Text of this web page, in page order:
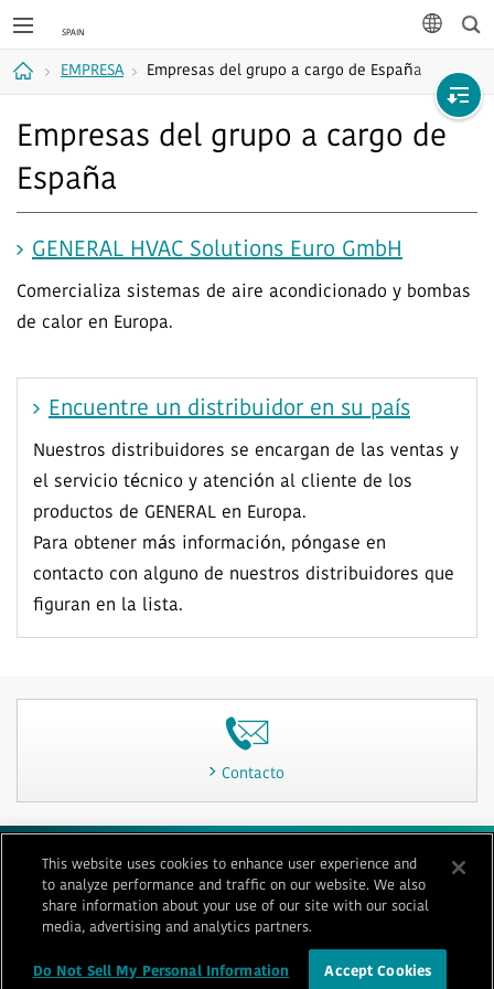
EMPRESA Empresas del grupo a cargo de España
Empresas del grupo a cargo de
España
GENERAL HVAC Solutions Euro GmbH​
Comercializa sistemas de aire acondicionado y bombas
de calor en Europa.
Encuentre un distribuidor en su país
Nuestros distribuidores se encargan de las ventas y
el servicio técnico y atención al cliente de los
productos de GENERAL en Europa.
Para obtener más información, póngase en
contacto con alguno de nuestros distribuidores que
figuran en la lista.
Contacto
Condiciones de uso Privacidad Política de «cookies»
Mapa del sitio Contacto Imprint
This website uses cookies to enhance user experience and
to analyze performance and traffic on our website. We also
share information about your use of our site with our social
media, advertising and analytics partners.
Do Not Sell My Personal Information Accept Cookies